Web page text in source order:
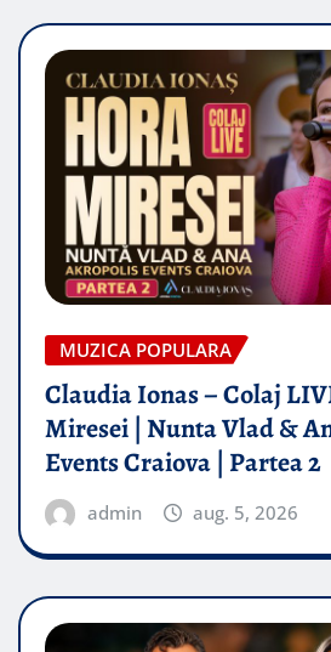
MUZICA POPULARA
Claudia Ionas – Colaj
Miresei | Nunta Vlad &
Events Craiova | Partea 2
admin aug. 5, 2026